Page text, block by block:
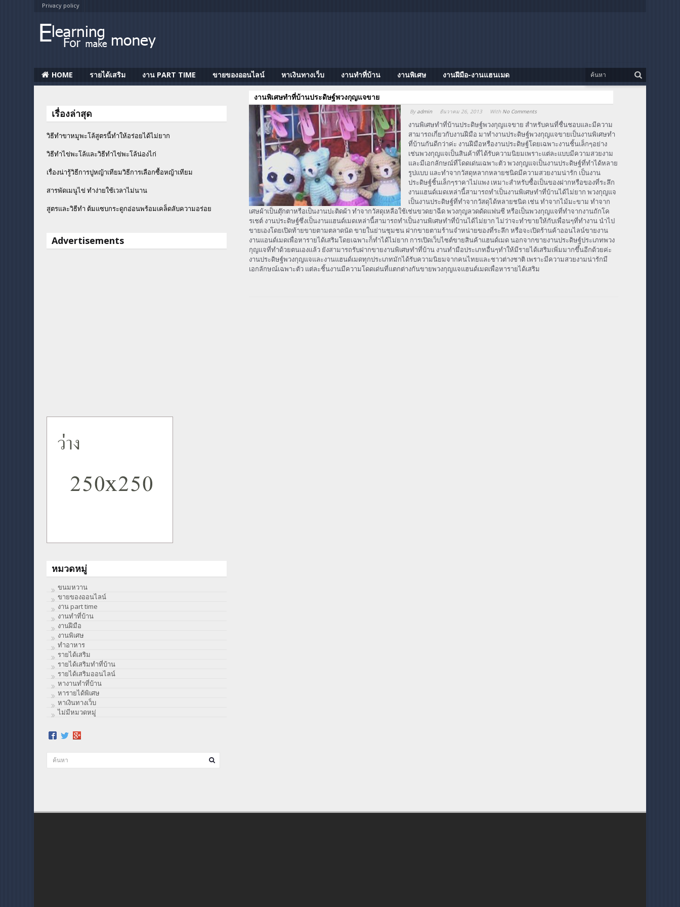
Privacy policy
HOME รายได้เสริม งาน PART TIME ขายของออนไลน์ หาเงินทางเว็บ งานทําที่บ้าน งานพิเศษ งานฝีมือ-งานแฮนเมด
งานพิเศษทำที่บ้านประดิษฐ์พวงกุญแจขาย
By admin ธันวาคม 26, 2013 With No Comments
Array
งานพิเศษทำที่บ้านประดิษฐ์พวงกุญแจขาย สำหรับคนที่ชื่นชอบและมีความ
สามารถเกี่ยวกับงานฝีมือ มาทำงานประดิษฐ์พวงกุญแจขายเป็นงานพิเศษทำ
ที่บ้านกันดีกว่าค่ะ งานฝีมือหรืองานประดิษฐ์โดยเฉพาะงานชิ้นเล็กๆอย่าง
เช่นพวงกุญแจเป็นสินค้าที่ได้รับความนิยมเพราะแต่ละแบบมีความสวยงาม
และมีเอกลักษณ์ที่โดดเด่นเฉพาะตัว พวงกุญแจเป็นงานประดิษฐ์ที่ทำได้หลาย
รูปแบบ และทำจากวัสดุหลากหลายชนิดมีความสวยงามน่ารัก เป็นงาน
ประดิษฐ์ชิ้นเล็กๆราคาไม่แพง เหมาะสำหรับซื้อเป็นของฝากหรือของที่ระลึก
งานแฮนด์เมดเหล่านี้สามารถทำเป็นงานพิเศษทำที่บ้านได้ไม่ยาก พวงกุญแจ
เป็นงานประดิษฐ์ที่ทำจากวัสดุได้หลายชนิด เช่น ทำจากไม้มะขาม ทำจาก
เศษผ้าเป็นตุ๊กตาหรือเป็นงานปะติดผ้า ทำจากวัสดุเหลือใช้เช่นขวดยาฉีด พวงกุญลวดดัดแฟนซี หรือเป็นพวงกุญแจที่ทำจากงานถักโค
รเชต์ งานประดิษฐ์ซึ่งเป็นงานแฮนด์เมดเหล่านี้สามารถทำเป็นงานพิเศษทำที่บ้านได้ไม่ยาก ไม่ว่าจะทำขายให้กับเพื่อนๆที่ทำงาน นำไป
ขายเองโดยเปิดท้ายขายตามตลาดนัด ขายในย่านชุมชน ฝากขายตามร้านจำหน่ายของที่ระลึก หรือจะเปิดร้านค้าออนไลน์ขายงาน
งานแอนด์เมดเพื่อหารายได้เสริมโดยเฉพาะก็ทำได้ไม่ยาก การเปิดเว็บไซต์ขายสินค้าแฮนด์เมด นอกจากขายงานประดิษฐ์ประเภทพวง
กุญแจที่ทำด้วยตนเองแล้ว ยังสามารถรับฝากขายงานพิเศษทำที่บ้าน งานทำมือประเภทอื่นๆทำให้มีรายได้เสริมเพิ่มมากขึ้นอีกด้วยค่ะ
งานประดิษฐ์พวงกุญแจและงานแฮนด์เมดทุกประเภทมักได้รับความนิยมจากคนไทยและชาวต่างชาติ เพราะมีความสวยงามน่ารักมี
เอกลักษณ์เฉพาะตัว แต่ละชิ้นงานมีความโดดเด่นที่แตกต่างกันขายพวงกุญแจแฮนด์เมดเพื่อหารายได้เสริม
เรื่องล่าสุด
วิธีทำขาหมูพะโล้สูตรนี้ทำให้อร่อยได้ไม่ยาก
วิธีทําไข่พะโล้และวิธีทำไข่พะโล้น่องไก่
เรื่องน่ารู้วิธีการปูหญ้าเทียมวิธีการเลือกซื้อหญ้าเทียม
สารพัดเมนูไข่ ทำง่ายใช้เวลาไม่นาน
สูตรและวิธีทำ ต้มแซบกระดูกอ่อนพร้อมเคล็ดลับความอร่อย
Advertisements
หมวดหมู่
ขนมหวาน
ขายของออนไลน์
งาน part time
งานทําที่บ้าน
งานฝีมือ
งานพิเศษ
ทําอาหาร
รายได้เสริม
รายได้เสริมทำที่บ้าน
รายได้เสริมออนไลน์
หางานทำที่บ้าน
หารายได้พิเศษ
หาเงินทางเว็บ
ไม่มีหมวดหมู่